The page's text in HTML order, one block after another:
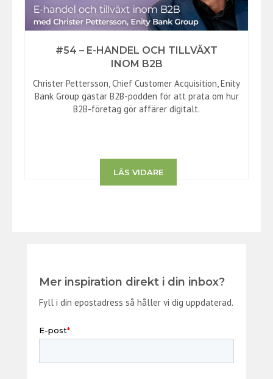
#54 – E-HANDEL OCH TILLVÄXT
INOM B2B
Christer Pettersson, Chief Customer Acquisition, Enity
Bank Group gästar B2B-podden för att prata om hur
B2B-företag gör affärer digitalt.
LÄS VIDARE
Mer inspiration direkt i din inbox?
Fyll i din epostadress så håller vi dig uppdaterad.